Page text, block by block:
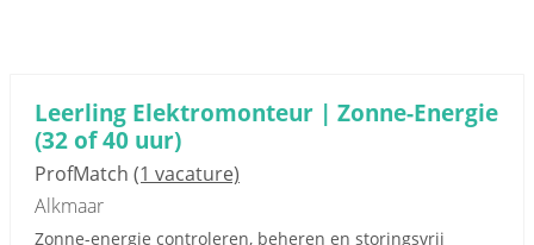
Leerling Elektromonteur | Zonne-Energie
(32 of 40 uur)
ProfMatch (1 vacature)
Alkmaar
Zonne-energie controleren, beheren en storingsvrij